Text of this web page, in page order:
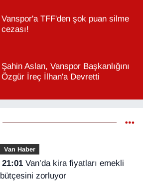
Vanspor'a TFF'den şok puan silme
cezası!
Şahin Aslan, Vanspor Başkanlığını
Özgür İreç İlhan'a Devretti
Van Haber
21:01Van’da kira fiyatları emekli
bütçesini zorluyor